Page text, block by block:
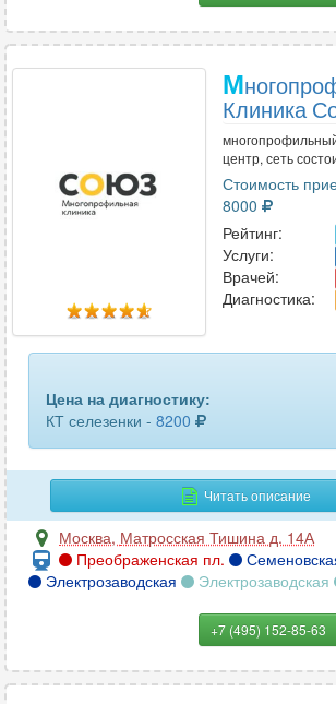
М
Клиника
центр, сеть
Стоимость
8000
Рейтинг:
Услуги:
Врачей:
Диагностика:
Цена на диагностику:
КТ селезенки - 8200
Читать описание
Москва, Матросская Тишина д. 14А
Преображенская пл.
Электрозаводская
Электрозаводская
+7 (495) 152-85-63